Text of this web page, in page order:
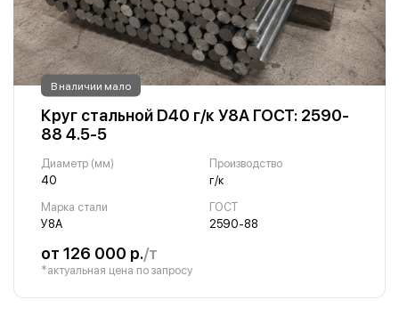
В наличии мало
Круг стальной D40 г/к У8А ГОСТ: 2590-
88 4.5-5
Диаметр (мм)
40
Производство
г/к
Марка стали
У8А
ГОСТ
2590-88
от 126 000 р./т
*актуальная цена по запросу